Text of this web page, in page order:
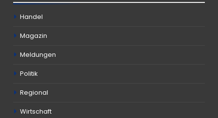
Handel
Magazin
Meldungen
Politik
Regional
Wirtschaft